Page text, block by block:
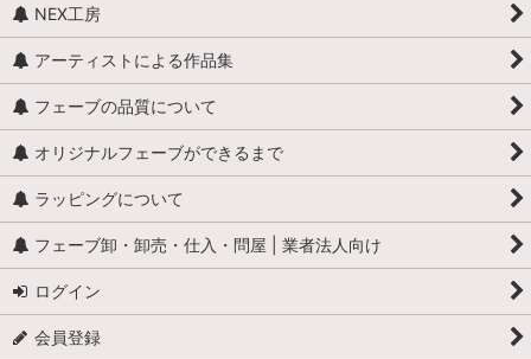
NEX工房
アーティストによる作品集
フェーブの品質について
オリジナルフェーブができるまで
ラッピングについて
フェーブ卸・卸売・仕入・問屋 | 業者法人向け
ログイン
会員登録